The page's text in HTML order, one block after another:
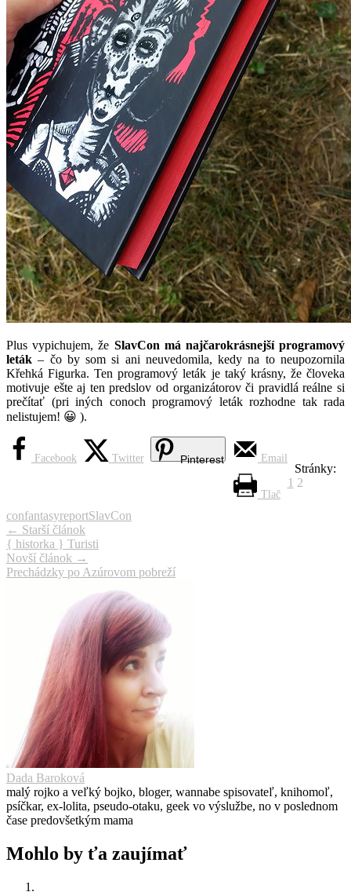
Plus vypichujem, že SlavCon má najčarokrásnejší programový
leták – čo by som si ani neuvedomila, kedy na to neupozornila
Křehká Figurka. Ten programový leták je taký krásny, že človeka
motivuje ešte aj ten predslov od organizátorov či pravidlá reálne si
prečítať (pri iných conoch programový leták rozhodne tak rada
nelistujem! 😀 ).
Facebook Twitter Pinterest Email
Tlač
Stránky:
1 2
confantasyreportSlavCon
Navigácia
článku
← Starší článok
{ historka } Turisti
Novší článok →
Prechádzky po Azúrovom pobreží
Dada Baroková
malý rojko a veľký bojko, bloger, wannabe spisovateľ, knihomoľ,
psíčkar, ex-lolita, pseudo-otaku, geek vo výslužbe, no v poslednom
čase predovšetkým mama
Mohlo by ťa zaujímať